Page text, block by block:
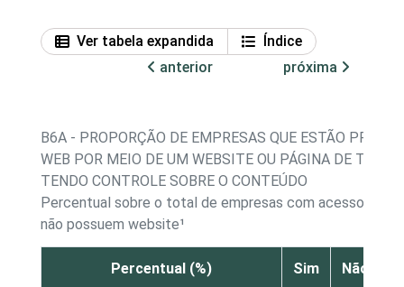
Ver tabela expandida
Índice
anterior
próxima
B6A - PROPORÇÃO DE EMPRESAS QUE ESTÃO
WEB POR MEIO DE UM WEBSITE OU PÁGINA DE
TENDO CONTROLE SOBRE O CONTEÚDO
Percentual sobre o total de empresas com acesso à
não possuem website¹
Percentual (%) Sim
Não